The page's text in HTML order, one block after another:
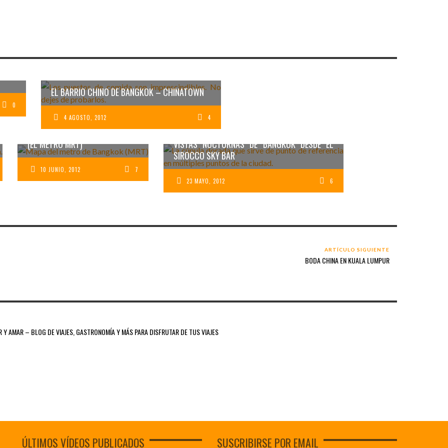
LA
0
EL BARRIO CHINO DE BANGKOK – CHINATOWN
4 AGOSTO, 2012 4
CÓMO MOVERSE POR BANGKOK
(EL METRO MRT)
10 JUNIO, 2012 7
VISTAS NOCTURNAS DE BANGKOK DESDE EL
SIROCCO SKY BAR
23 MAYO, 2012 6
ARTÍCULO SIGUIENTE
BODA CHINA EN KUALA LUMPUR
AMAR – BLOG DE VIAJES, GASTRONOMÍA Y MÁS PARA DISFRUTAR DE TUS VIAJES
ÚLTIMOS VÍDEOS PUBLICADOS SUSCRIBIRSE POR EMAIL